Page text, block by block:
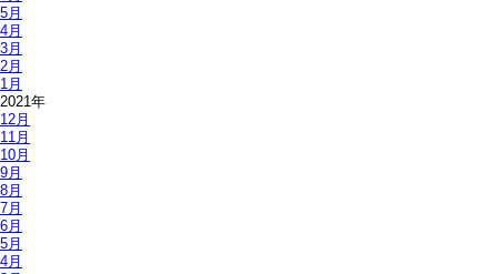
5月
4月
3月
2月
1月
2021年
12月
11月
10月
9月
8月
7月
6月
5月
4月